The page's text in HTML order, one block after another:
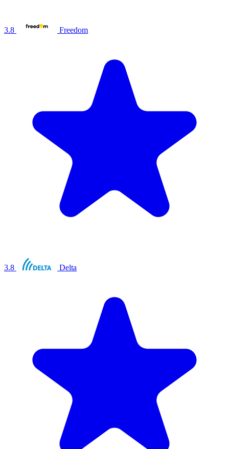
3.8 Freedom
3.8 Delta